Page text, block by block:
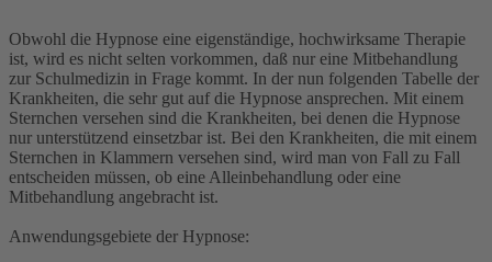
Obwohl die Hypnose eine eigenständige, hochwirksame Therapie
ist, wird es nicht selten vorkommen, daß nur eine Mitbehandlung
zur Schulmedizin in Frage kommt. In der nun folgenden Tabelle der
Krankheiten, die sehr gut auf die Hypnose ansprechen. Mit einem
Sternchen versehen sind die Krankheiten, bei denen die Hypnose
nur unterstützend einsetzbar ist. Bei den Krankheiten, die mit einem
Sternchen in Klammern versehen sind, wird man von Fall zu Fall
entscheiden müssen, ob eine Alleinbehandlung oder eine
Mitbehandlung angebracht ist.
Anwendungsgebiete der Hypnose: